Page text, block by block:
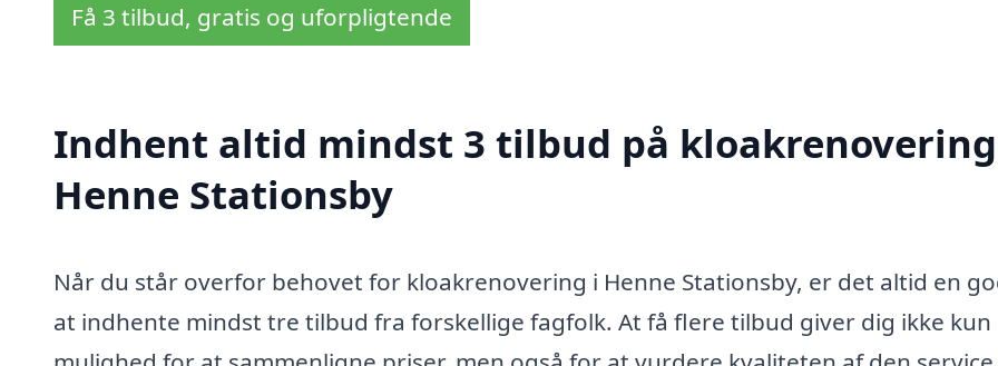
Få 3 tilbud, gratis og uforpligtende
Indhent altid mindst 3 tilbud på
Henne Stationsby
Når du står overfor behovet for kloakrenovering i Henne Stationsby, er det altid en
at indhente mindst tre tilbud fra forskellige fagfolk. At få flere tilbud giver dig ikke kun